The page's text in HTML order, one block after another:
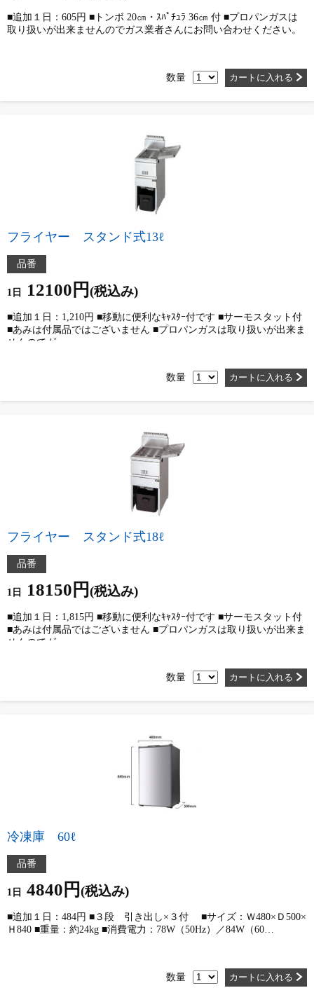
■追加１日：605円 ■トンボ 20㎝・ｽﾊﾟﾁｭﾗ 36㎝ 付 ■プロパンガスは
取り扱いが出来ませんのでガス業者さんにお問い合わせください。
数量 カートに入れる
フライヤー スタンド式13ℓ
品番
1日 12100円(税込み)
■追加１日：1,210円 ■移動に便利なｷｬｽﾀｰ付です ■サーモスタット付
■あみは付属品ではございません ■プロパンガスは取り扱いが出来ま
せんのでガ…
数量 カートに入れる
フライヤー スタンド式18ℓ
品番
1日 18150円(税込み)
■追加１日：1,815円 ■移動に便利なｷｬｽﾀｰ付です ■サーモスタット付
■あみは付属品ではございません ■プロパンガスは取り扱いが出来ま
せんのでガ…
数量 カートに入れる
冷凍庫 60ℓ
品番
1日 4840円(税込み)
■追加１日：484円 ■３段 引き出し×３付 ■サイズ：Ｗ480×Ｄ500×
Ｈ840 ■重量：約24kg ■消費電力：78W（50Hz）／84W（60…
数量 カートに入れる